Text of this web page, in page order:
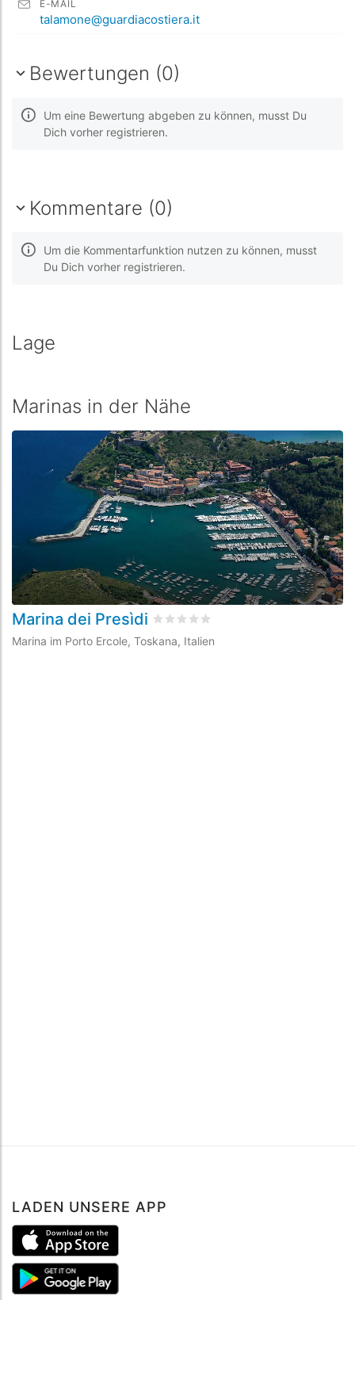
E-MAIL
talamone@guardiacostiera.it
Bewertungen (0)
Um eine Bewertung abgeben zu können, musst Du
Dich vorher registrieren.
Kommentare (0)
Um die Kommentarfunktion nutzen zu können, musst
Du Dich vorher registrieren.
Lage
Marinas in der Nähe
Marina dei Presìdi bewertet0
Marina im Porto Ercole, Toskana, Italien
LADEN UNSERE APP